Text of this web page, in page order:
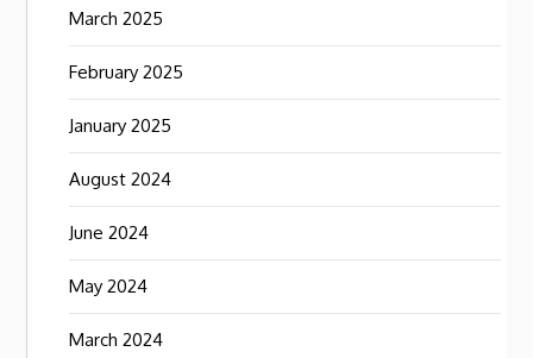
March 2025
February 2025
January 2025
August 2024
June 2024
May 2024
March 2024